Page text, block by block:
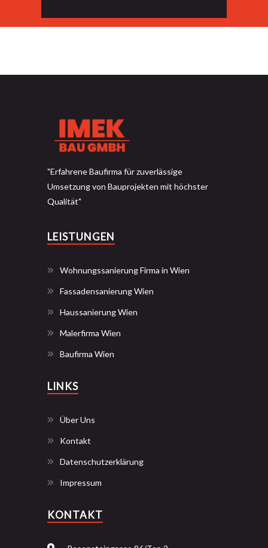
"Erfahrene Baufirma für zuverlässige
Umsetzung von Bauprojekten mit höchster
Qualität"
LEISTUNGEN
Wohnungssanierung Firma in Wien
Fassadensanierung Wien
Haussanierung Wien
Malerfirma Wien
Baufirma Wien
LINKS
Über Uns
Kontakt
Datenschutzerklärung
Impressum
KONTAKT